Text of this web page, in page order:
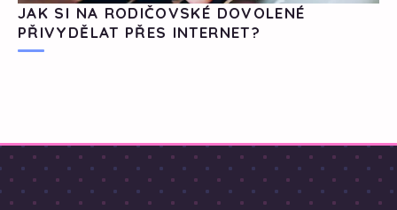
JAK SI NA RODIČOVSKÉ DOVOLENÉ
PŘIVYDĚLAT PŘES INTERNET?